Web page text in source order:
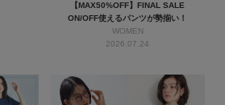
【MAX50%OFF】FINAL SALE
ON/OFF使えるパンツが勢揃い！
WOMEN
2026.07.24